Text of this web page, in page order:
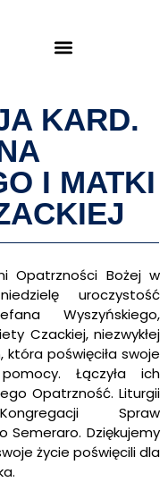
KARD.
I MATKI
Opatrzności Bożej w
uroczystość
Wyszyńskiego,
Czackiej, niezwykłej
która poświęciła swoje
Łączyła ich
Opatrzność. Liturgii
Spraw
Semeraro. Dziękujemy
życie poświęcili dla